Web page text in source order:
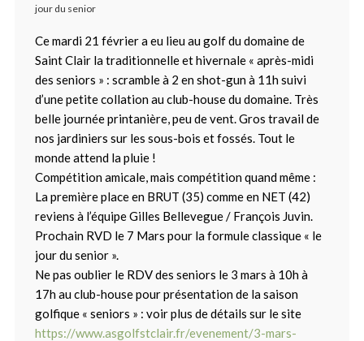
jour du senior
Ce mardi 21 février a eu lieu au golf du domaine de
Saint Clair la traditionnelle et hivernale « après-midi
des seniors » : scramble à 2 en shot-gun à 11h suivi
d’une petite collation au club-house du domaine. Très
belle journée printanière, peu de vent. Gros travail de
nos jardiniers sur les sous-bois et fossés. Tout le
monde attend la pluie !
Compétition amicale, mais compétition quand même :
La première place en BRUT (35) comme en NET (42)
reviens à l’équipe Gilles Bellevegue / François Juvin.
Prochain RVD le 7 Mars pour la formule classique « le
jour du senior ».
Ne pas oublier le RDV des seniors le 3 mars à 10h à
17h au club-house pour présentation de la saison
golfique « seniors » : voir plus de détails sur le site
https://www.asgolfstclair.fr/evenement/3-mars-